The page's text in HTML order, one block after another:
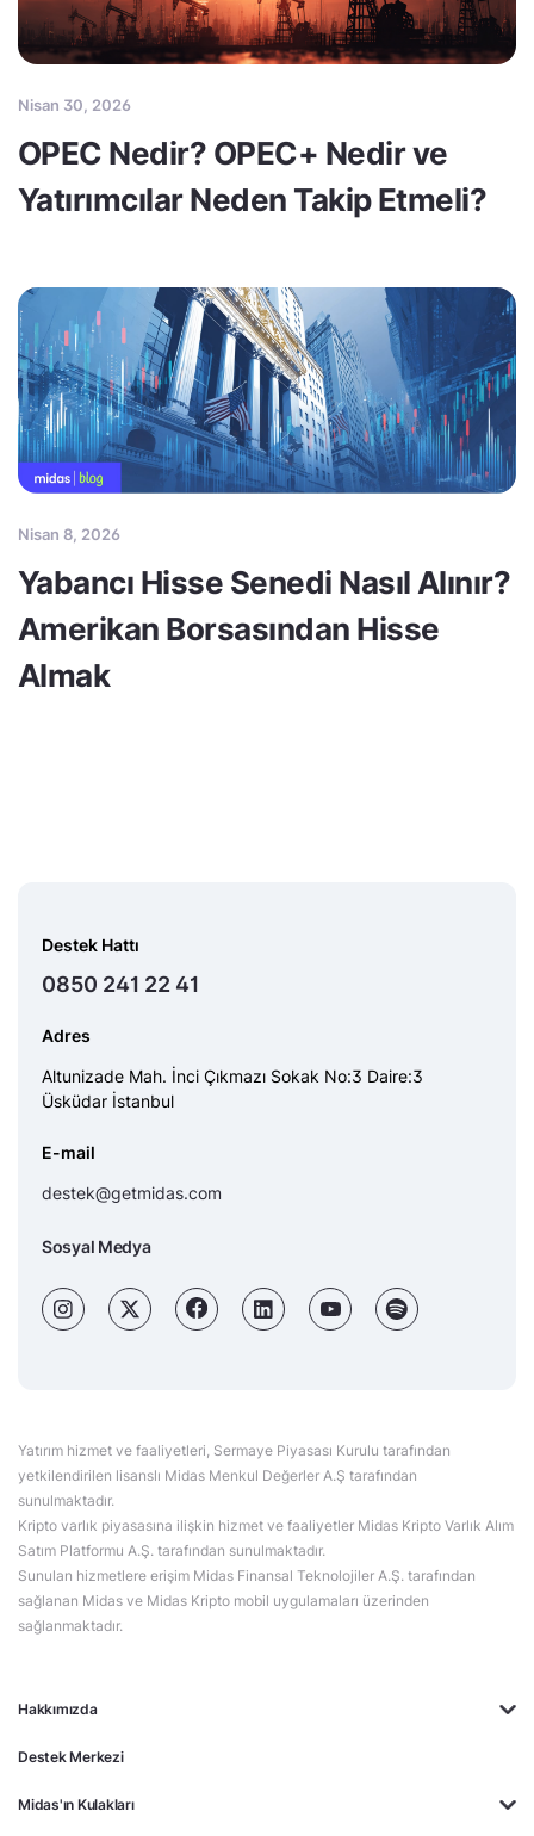
Nisan 30, 2026
OPEC Nedir? OPEC+ Nedir ve
Yatırımcılar Neden Takip Etmeli?
Nisan 8, 2026
Yabancı Hisse Senedi Nasıl Alınır?
Amerikan Borsasından Hisse
Almak
Hakkımızda
Destek Merkezi
Midas'ın Kulakları
Destek Hattı
0850 241 22 41
Adres
Altunizade Mah. İnci Çıkmazı Sokak No:3 Daire:3
Üsküdar İstanbul
E-mail
destek@getmidas.com
Sosyal Medya
Yatırım hizmet ve faaliyetleri, Sermaye Piyasası Kurulu tarafından
yetkilendirilen lisanslı Midas Menkul Değerler A.Ş tarafından
sunulmaktadır.
Kripto varlık piyasasına ilişkin hizmet ve faaliyetler Midas Kripto Varlık Alım
Satım Platformu A.Ş. tarafından sunulmaktadır.
Sunulan hizmetlere erişim Midas Finansal Teknolojiler A.Ş. tarafından
sağlanan Midas ve Midas Kripto mobil uygulamaları üzerinden
sağlanmaktadır.